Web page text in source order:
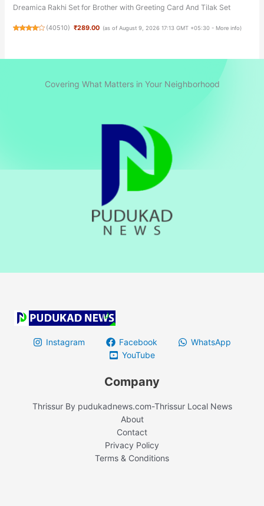
Dreamica Rakhi Set for Brother with Greeting Card And Tilak Set
(40510) ₹289.00 (as of August 9, 2026 17:13 GMT +05:30 - More info)
Covering What Matters in Your Neighborhood
Instagram Facebook
WhatsApp
YouTube
Company
Thrissur By pudukadnews.com-Thrissur Local News
About
Contact
Privacy Policy
Terms & Conditions